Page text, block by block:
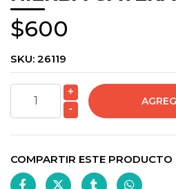
$600
SKU: 26119
+
-
COMPARTIR ESTE PRODUCTO